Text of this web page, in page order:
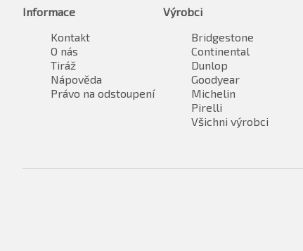
Informace
Kontakt
O nás
Tiráž
Nápověda
Právo na odstoupení
Výrobci
Bridgestone
Continental
Dunlop
Goodyear
Michelin
Pirelli
Všichni výrobci